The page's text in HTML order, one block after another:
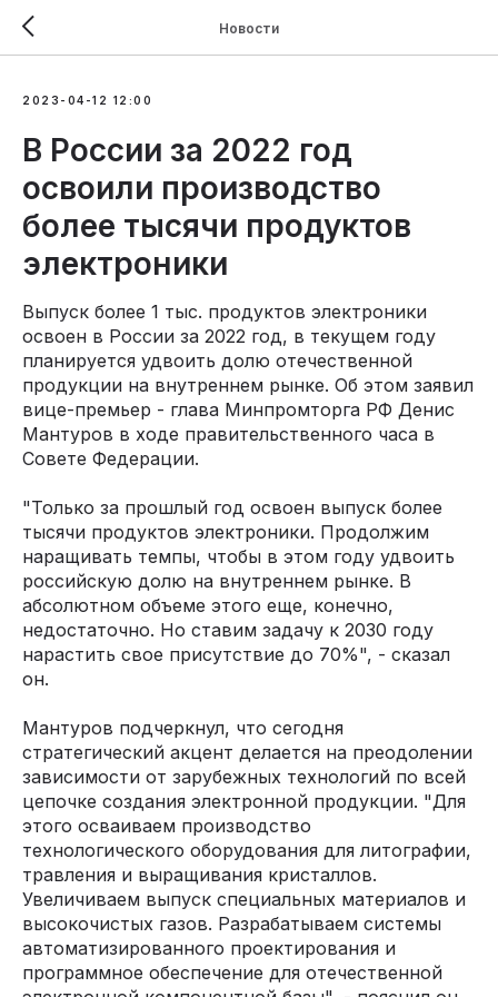
Новости
2023-04-12 12:00
В России за 2022 год
освоили производство
более тысячи продуктов
электроники
Выпуск более 1 тыс. продуктов электроники
освоен в России за 2022 год, в текущем году
планируется удвоить долю отечественной
продукции на внутреннем рынке. Об этом заявил
вице-премьер - глава Минпромторга РФ Денис
Мантуров в ходе правительственного часа в
Совете Федерации.
"Только за прошлый год освоен выпуск более
тысячи продуктов электроники. Продолжим
наращивать темпы, чтобы в этом году удвоить
российскую долю на внутреннем рынке. В
абсолютном объеме этого еще, конечно,
недостаточно. Но ставим задачу к 2030 году
нарастить свое присутствие до 70%", - сказал
он.
Мантуров подчеркнул, что сегодня
стратегический акцент делается на преодолении
зависимости от зарубежных технологий по всей
цепочке создания электронной продукции. "Для
этого осваиваем производство
технологического оборудования для литографии,
травления и выращивания кристаллов.
Увеличиваем выпуск специальных материалов и
высокочистых газов. Разрабатываем системы
автоматизированного проектирования и
программное обеспечение для отечественной